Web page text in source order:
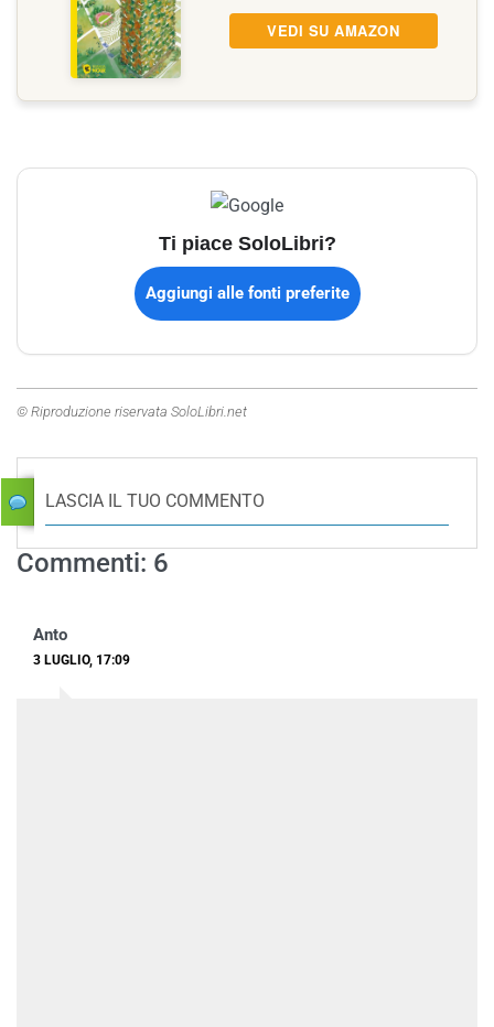
VEDI SU AMAZON
Ti piace SoloLibri?
Aggiungi alle fonti preferite
© Riproduzione riservata SoloLibri.net
LASCIA IL TUO COMMENTO
Commenti: 6
Anto
3 LUGLIO, 17:09